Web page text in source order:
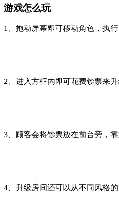
游戏怎么玩
1、拖动屏幕即可移动角色，执
2、进入方框内即可花费钞票来
3、顾客会将钞票放在前台旁，靠
4、升级房间还可以从不同风格的